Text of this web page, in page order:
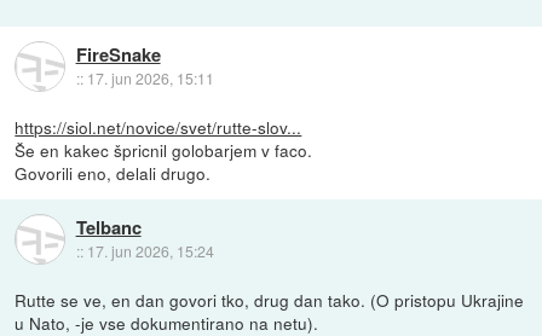
FireSnake
:: 17. jun 2026, 15:11
https://siol.net/novice/svet/rutte-slov...
Še en kakec špricnil golobarjem v faco.
Govorili eno, delali drugo.
Telbanc
:: 17. jun 2026, 15:24
Rutte se ve, en dan govori tko, drug dan tako. (O pristopu Ukrajine
u Nato, -je vse dokumentirano na netu).